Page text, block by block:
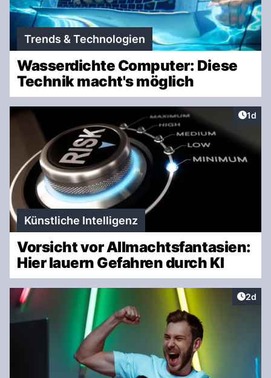
Trends & Technologien
Wasserdichte Computer: Diese
Technik macht's möglich
1d
Künstliche Intelligenz
Vorsicht vor Allmachtsfantasien:
Hier lauern Gefahren durch KI
2d